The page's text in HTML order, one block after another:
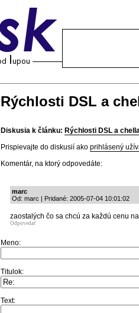
Rýchlosti DSL a
Diskusia k článku: Rýchlosti DSL a
Prispievajte do diskusií ako prihlásený
Komentár, na ktorý odpovedáte:
marc
Od: marc | Pridané: 2005-07-04 10:01:02
zaostalých čo sa chcú za každú cenu
Odpovedať
Meno:
Titulok:
Text: